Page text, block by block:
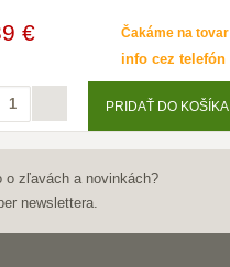
€ Čakáme na tovar
info cez telefón
PRIDAŤ DO KOŠÍKA
o zľavách a novinkách?
newslettera.